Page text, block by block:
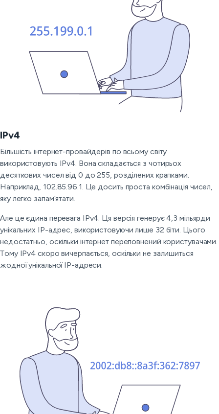
IPv4
Більшість інтернет-провайдерів по всьому світу
використовують IPv4. Вона складається з чотирьох
десяткових чисел від 0 до 255, розділених крапками.
Наприклад, 102.85.96.1. Це досить проста комбінація чисел,
яку легко запам’ятати.
Але це єдина перевага IPv4. Ця версія генерує 4,3 мільярди
унікальних IP-адрес, використовуючи лише 32 біти. Цього
недостатньо, оскільки інтернет переповнений користувачами.
Тому IPv4 скоро вичерпається, оскільки не залишиться
жодної унікальної IP-адреси.